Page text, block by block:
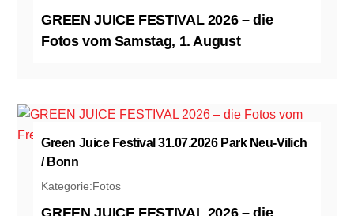
GREEN JUICE FESTIVAL 2026 – die
Fotos vom Samstag, 1. August
Green Juice Festival 31.07.2026 Park Neu-Vilich
/ Bonn
Kategorie:Fotos
GREEN JUICE FESTIVAL 2026 – die